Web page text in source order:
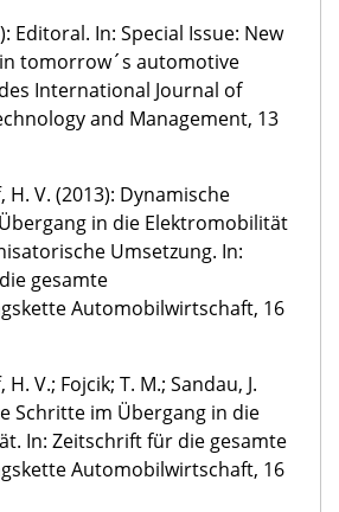
Editoral. In: Special Issue: New
tomorrow´s automotive
International Journal of
and Management, 13
H. V. (2013): Dynamische
in die Elektromobilität
Umsetzung. In:
gesamte
Automobilwirtschaft, 16
V.; Fojcik; T. M.; Sandau, J.
Schritte im Übergang in die
In: Zeitschrift für die gesamte
Automobilwirtschaft, 16